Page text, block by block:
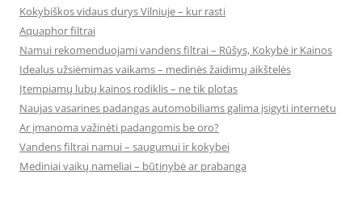
Kokybiškos vidaus durys Vilniuje – kur rasti
Aquaphor filtrai
Namui rekomenduojami vandens filtrai – Rūšys, Kokybė ir Kainos
Idealus užsiėmimas vaikams – medinės žaidimų aikštelės
Įtempiamų lubų kainos rodiklis – ne tik plotas
Naujas vasarines padangas automobiliams galima įsigyti internetu
Ar įmanoma važinėti padangomis be oro?
Vandens filtrai namui – saugumui ir kokybei
Mediniai vaikų nameliai – būtinybė ar prabanga